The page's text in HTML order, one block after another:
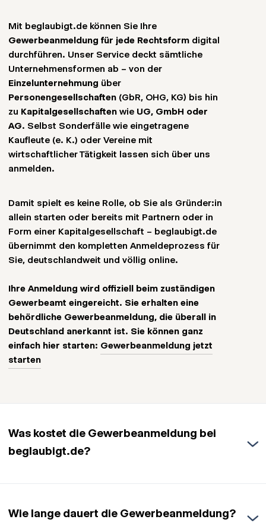
Mit beglaubigt.de können Sie Ihre
Gewerbeanmeldung für jede Rechtsform digital
durchführen. Unser Service deckt sämtliche
Unternehmensformen ab – von der
Einzelunternehmung über
Personengesellschaften (GbR, OHG, KG) bis hin
zu Kapitalgesellschaften wie UG, GmbH oder
AG. Selbst Sonderfälle wie eingetragene
Kaufleute (e. K.) oder Vereine mit
wirtschaftlicher Tätigkeit lassen sich über uns
anmelden.
Damit spielt es keine Rolle, ob Sie als Gründer:in
allein starten oder bereits mit Partnern oder in
Form einer Kapitalgesellschaft – beglaubigt.de
übernimmt den kompletten Anmeldeprozess für
Sie, deutschlandweit und völlig online.
Ihre Anmeldung wird offiziell beim zuständigen
Gewerbeamt eingereicht. Sie erhalten eine
behördliche Gewerbeanmeldung, die überall in
Deutschland anerkannt ist. Sie können ganz
einfach hier starten: Gewerbeanmeldung jetzt
starten
Was kostet die Gewerbeanmeldung bei
beglaubigt.de?
diesem Preis sind bereits sämtliche
Wie lange dauert die Gewerbeanmeldung?